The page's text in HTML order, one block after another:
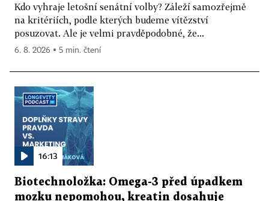
Kdo vyhraje letošní senátní volby? Záleží samozřejmě
na kritériích, podle kterých budeme vítězství
posuzovat. Ale je velmi pravděpodobné, že...
6. 8. 2026 ▪ 5 min. čtení
16:13
Biotechnoložka: Omega-3 před úpadkem
mozku nepomohou, kreatin dosahuje